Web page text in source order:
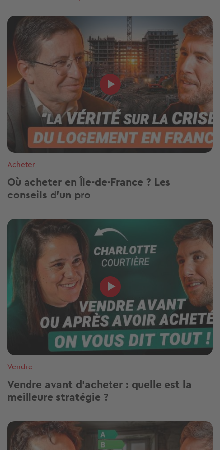
Acheter
Où acheter en Île-de-France ? Les
conseils d’un pro
Vendre
Vendre avant d’acheter : quelle est la
meilleure stratégie ?